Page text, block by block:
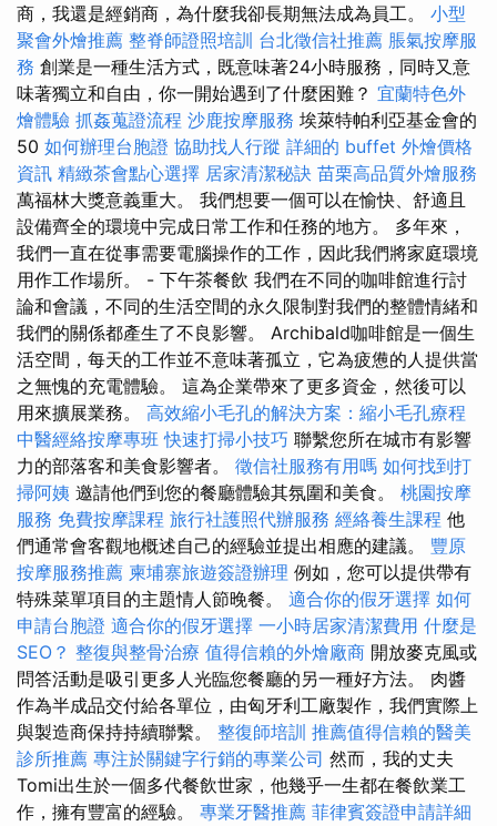
商，我還是經銷商，為什麼我卻長期無法成為員工。 小型
聚會外燴推薦 整脊師證照培訓 台北徵信社推薦 脹氣按摩服
務 創業是一種生活方式，既意味著24小時服務，同時又意
味著獨立和自由，你一開始遇到了什麼困難？ 宜蘭特色外
燴體驗 抓姦蒐證流程 沙鹿按摩服務 埃萊特帕利亞基金會的
50 如何辦理台胞證 協助找人行蹤 詳細的 buffet 外燴價格
資訊 精緻茶會點心選擇 居家清潔秘訣 苗栗高品質外燴服務
萬福林大獎意義重大。 我們想要一個可以在愉快、舒適且
設備齊全的環境中完成日常工作和任務的地方。 多年來，
我們一直在從事需要電腦操作的工作，因此我們將家庭環境
用作工作場所。 - 下午茶餐飲 我們在不同的咖啡館進行討
論和會議，不同的生活空間的永久限制對我們的整體情緒和
我們的關係都產生了不良影響。 Archibald咖啡館是一個生
活空間，每天的工作並不意味著孤立，它為疲憊的人提供當
之無愧的充電體驗。 這為企業帶來了更多資金，然後可以
用來擴展業務。 高效縮小毛孔的解決方案：縮小毛孔療程
中醫經絡按摩專班快速打掃小技巧 聯繫您所在城市有影響
力的部落客和美食影響者。 徵信社服務有用嗎 如何找到打
掃阿姨 邀請他們到您的餐廳體驗其氛圍和美食。 桃園按摩
服務 免費按摩課程 旅行社護照代辦服務 經絡養生課程 他
們通常會客觀地概述自己的經驗並提出相應的建議。 豐原
按摩服務推薦 柬埔寨旅遊簽證辦理 例如，您可以提供帶有
特殊菜單項目的主題情人節晚餐。 適合你的假牙選擇 如何
申請台胞證 適合你的假牙選擇 一小時居家清潔費用 什麼是
SEO？ 整復與整骨治療 值得信賴的外燴廠商 開放麥克風或
問答活動是吸引更多人光臨您餐廳的另一種好方法。 肉醬
作為半成品交付給各單位，由匈牙利工廠製作，我們實際上
與製造商保持持續聯繫。 整復師培訓 推薦值得信賴的醫美
診所推薦 專注於關鍵字行銷的專業公司 然而，我的丈夫
Tomi出生於一個多代餐飲世家，他幾乎一生都在餐飲業工
作，擁有豐富的經驗。 專業牙醫推薦 菲律賓簽證申請詳細